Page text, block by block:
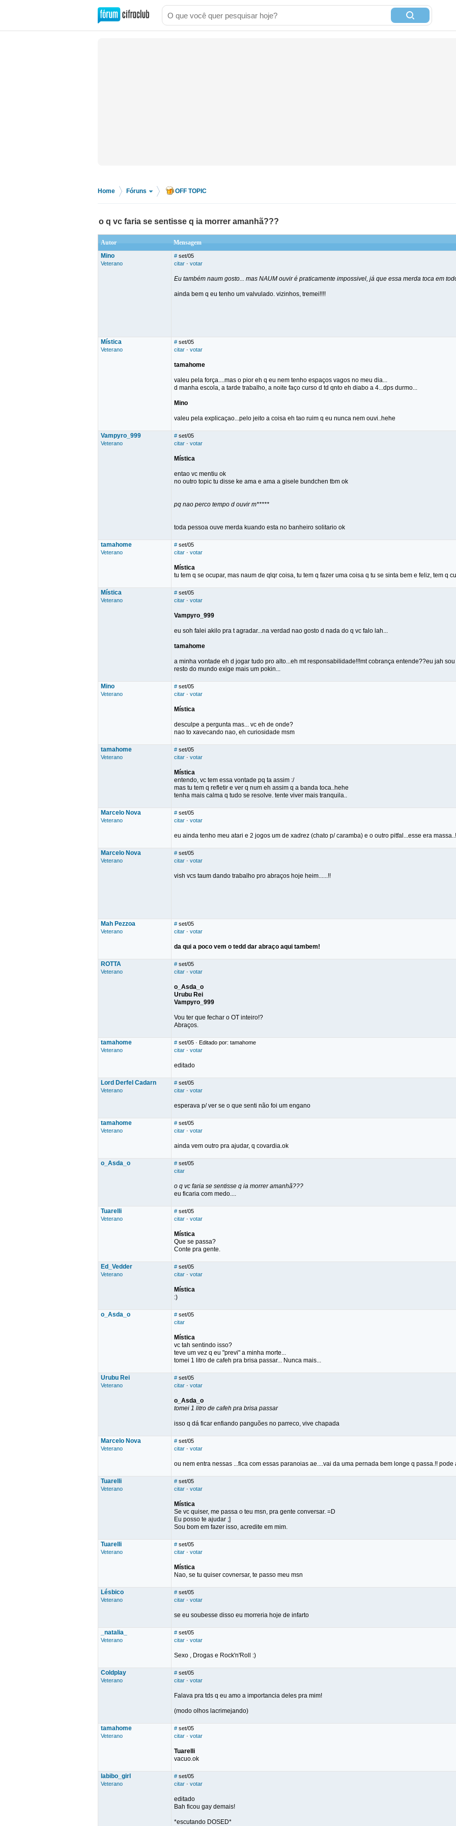
Home Fóruns OFF TOPIC
o q vc faria se sentisse q ia morrer amanhã???
Autor
Mensagem
Mino
Veterano
# set/05
citar · votar
Eu também naum gosto... mas NAUM ouvir é praticamente impossivel, já que essa merda toca em
ainda bem q eu tenho um valvulado. vizinhos, tremei!!!!
Mística
Veterano
# set/05
citar · votar
tamahome
valeu pela força....mas o pior eh q eu nem tenho espaços vagos no meu dia...
d manha escola, a tarde trabalho, a noite faço curso d td qnto eh diabo a 4...dps durmo...
Mino
valeu pela explicaçao...pelo jeito a coisa eh tao ruim q eu nunca nem ouvi..hehe
Vampyro_999
Veterano
# set/05
citar · votar
Mística
entao vc mentiu ok
no outro topic tu disse ke ama e ama a gisele bundchen tbm ok
pq nao perco tempo d ouvir m*****
toda pessoa ouve merda kuando esta no banheiro solitario ok
tamahome
Veterano
# set/05
citar · votar
Mística
tu tem q se ocupar, mas naum de qlqr coisa, tu tem q fazer uma coisa q tu se sinta bem e feliz, tem q
Mística
Veterano
# set/05
citar · votar
Vampyro_999
eu soh falei akilo pra t agradar...na verdad nao gosto d nada do q vc falo lah...
tamahome
a minha vontade eh d jogar tudo pro alto...eh mt responsabilidade!!!mt cobrança entende??eu jah
resto do mundo exige mais um pokin...
Mino
Veterano
# set/05
citar · votar
Mística
desculpe a pergunta mas... vc eh de onde?
nao to xavecando nao, eh curiosidade msm
tamahome
Veterano
# set/05
citar · votar
Mística
entendo, vc tem essa vontade pq ta assim :/
mas tu tem q refletir e ver q num eh assim q a banda toca..hehe
tenha mais calma q tudo se resolve. tente viver mais tranquila..
Marcelo Nova
Veterano
# set/05
citar · votar
eu ainda tenho meu atari e 2 jogos um de xadrez (chato p/ caramba) e o outro pitfal...esse era
Marcelo Nova
Veterano
# set/05
citar · votar
vish vcs taum dando trabalho pro abraços hoje heim......!!
Mah Pezzoa
Veterano
# set/05
citar · votar
da qui a poco vem o tedd dar abraço aqui tambem!
ROTTA
Veterano
# set/05
citar · votar
o_Asda_o
Urubu Rei
Vampyro_999
Vou ter que fechar o OT inteiro!?
Abraços.
tamahome
Veterano
# set/05 · Editado por: tamahome
citar · votar
editado
Lord Derfel Cadarn
Veterano
# set/05
citar · votar
esperava p/ ver se o que senti não foi um engano
tamahome
Veterano
# set/05
citar · votar
ainda vem outro pra ajudar, q covardia.ok
o_Asda_o # set/05
citar
o q vc faria se sentisse q ia morrer amanhã???
eu ficaria com medo....
Tuarelli
Veterano
# set/05
citar · votar
Mística
Que se passa?
Conte pra gente.
Ed_Vedder
Veterano
# set/05
citar · votar
Mística
:)
o_Asda_o # set/05
citar
Mística
vc tah sentindo isso?
teve um vez q eu "previ" a minha morte...
tomei 1 litro de cafeh pra brisa passar... Nunca mais...
Urubu Rei
Veterano
# set/05
citar · votar
o_Asda_o
tomei 1 litro de cafeh pra brisa passar
isso q dá ficar enfiando panguões no parreco, vive chapada
Marcelo Nova
Veterano
# set/05
citar · votar
ou nem entra nessas ...fica com essas paranoias ae....vai da uma pernada bem longe q passa.!! pode
Tuarelli
Veterano
# set/05
citar · votar
Mística
Se vc quiser, me passa o teu msn, pra gente conversar. =D
Eu posso te ajudar ;]
Sou bom em fazer isso, acredite em mim.
Tuarelli
Veterano
# set/05
citar · votar
Mística
Nao, se tu quiser covnersar, te passo meu msn
Lésbico
Veterano
# set/05
citar · votar
se eu soubesse disso eu morreria hoje de infarto
_natalia_
Veterano
# set/05
citar · votar
Sexo , Drogas e Rock'n'Roll :)
Coldplay
Veterano
# set/05
citar · votar
Falava pra tds q eu amo a importancia deles pra mim!
(modo olhos lacrimejando)
tamahome
Veterano
# set/05
citar · votar
Tuarelli
vacuo.ok
labibo_girl
Veterano
# set/05
citar · votar
editado
Bah ficou gay demais!
*escutando DOSED*